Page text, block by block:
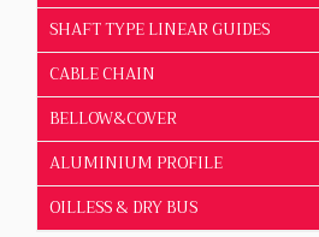
SHAFT TYPE LINEAR GUIDES
CABLE CHAIN
BELLOW&COVER
ALUMINIUM PROFILE
OILLESS & DRY BUS